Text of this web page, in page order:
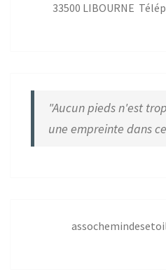
33500 LIBOURNE
"Aucun pieds n'est
une empreinte dans